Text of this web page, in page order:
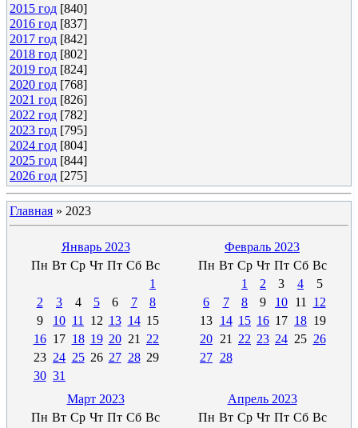
2015 год [840]
2016 год [837]
2017 год [842]
2018 год [802]
2019 год [824]
2020 год [768]
2021 год [826]
2022 год [782]
2023 год [795]
2024 год [804]
2025 год [844]
2026 год [275]
Главная » 2023
Январь 2023
Пн Вт Ср Чт Пт Сб Вс
1
2
3 4 5 6 7
8
9
10 11 12 13 14 15
16 17 18 19 20 21
22
23 24 25 26 27 28 29
30 31
Февраль 2023
Пн Вт Ср Чт Пт Сб Вс
1
2 3 4
5
6
7 8 9 10 11
12
13 14 15 16 17 18 19
20 21 22 23 24 25 26
27 28
Март 2023
Пн Вт Ср Чт Пт Сб Вс
Апрель 2023
Пн Вт Ср Чт Пт Сб Вс